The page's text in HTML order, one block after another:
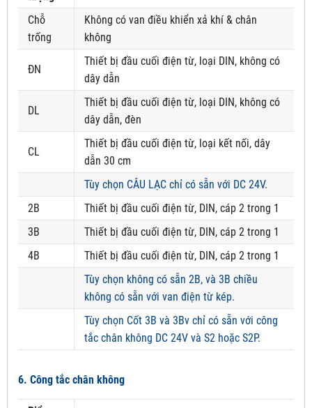
Chỗ
trống
Không có van điều khiển xả khí & chân
không
ĐN
Thiết bị đầu cuối điện từ, loại DIN, không có
dây dẫn
DL
Thiết bị đầu cuối điện từ, loại DIN, không có
dây dẫn, đèn
CL
Thiết bị đầu cuối điện từ, loại kết nối, dây
dẫn 30 cm
Tùy chọn CÂU LẠC chỉ có sẵn với DC 24V.
2B
Thiết bị đầu cuối điện từ, DIN, cáp 2 trong 1
3B
Thiết bị đầu cuối điện từ, DIN, cáp 2 trong 1
4B
Thiết bị đầu cuối điện từ, DIN, cáp 2 trong 1
Tùy chọn không có sẵn 2B, và 3B chiều
không có sẵn với van điện từ kép.
Tùy chọn Cốt 3B và 3Bv chỉ có sẵn với công
tắc chân không DC 24V và S2 hoặc S2P.
6. Công tắc chân không